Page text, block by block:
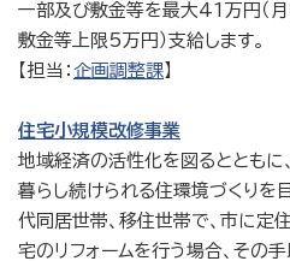
一部及び敷金等を最大41万円（
敷金等上限5万円）支給します。
【担当： 企画調整課】
住宅小規模改修事業
地域経済の活性化を図るとともに
暮らし続けられる住環境づくりを
代同居世帯、移住世帯で、市に定
宅のリフォームを行う場合、その